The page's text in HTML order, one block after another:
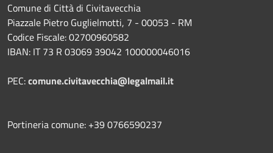
Comune di Città di Civitavecchia
Piazzale Pietro Guglielmotti, 7 - 00053 - RM
Codice Fiscale: 02700960582
IBAN: IT 73 R 03069 39042 100000046016
PEC:comune.civitavecchia@legalmail.it
Portineria comune: +39 0766590237